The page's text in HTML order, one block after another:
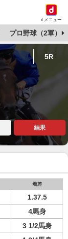
dメニュー
プロ野球（2軍）
5R
結果
着差
1.37.5
4馬身
3 1/2馬身